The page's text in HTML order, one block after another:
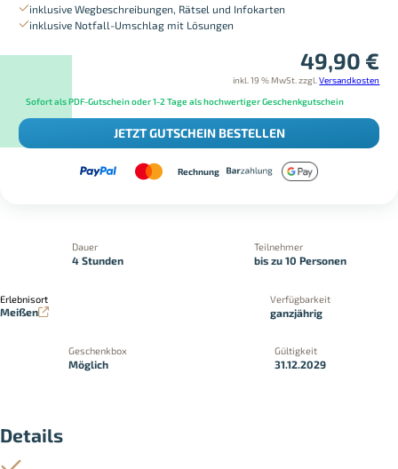
inklusive Wegbeschreibungen, Rätsel und Infokarten
inklusive Notfall-Umschlag mit Lösungen
49,90 €
inkl. 19 % MwSt. zzgl.Versandkosten
Sofort als PDF-Gutschein oder 1-2 Tage als hochwertiger Geschenkgutschein
JETZT GUTSCHEIN BESTELLEN
Rechnung
Dauer
4 Stunden
Teilnehmer
bis zu 10 Personen
Erlebnisort
Meißen
Verfügbarkeit
ganzjährig
Geschenkbox
Möglich
Gültigkeit
31.12.2029
Details